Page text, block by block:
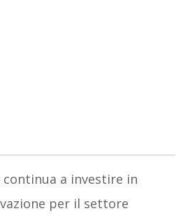
a investire in
per il settore